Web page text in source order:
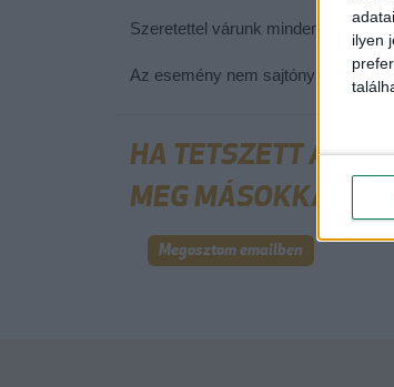
ilyen
Szeretettel várunk minden
Az esemény nem sajtónyilvános, a
HA TETSZETT A
MEG MÁSOKKAL IS!
Megosztom emailben